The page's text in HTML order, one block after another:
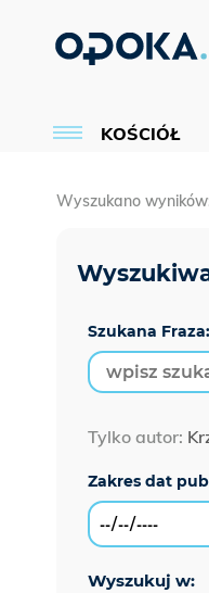
KOŚCIÓŁ
Wyszukano
Szukana Fraza:
Tylko autor:
wyszukuj w: